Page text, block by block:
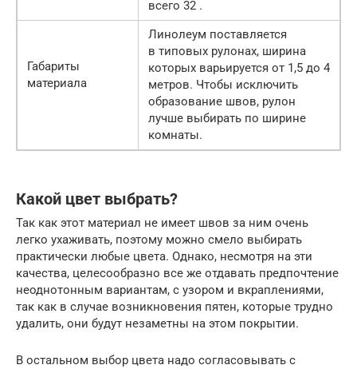
всего 32 .
Габариты
материала
Линолеум поставляется
в типовых рулонах, ширина
которых варьируется от 1,5 до 4
метров. Чтобы исключить
образование швов, рулон
лучше выбирать по ширине
комнаты.
Какой цвет выбрать?
Так как этот материал не имеет швов за ним очень
легко ухаживать, поэтому можно смело выбирать
практически любые цвета. Однако, несмотря на эти
качества, целесообразно все же отдавать предпочтение
неоднотонным вариантам, с узором и вкраплениями,
так как в случае возникновения пятен, которые трудно
удалить, они будут незаметны на этом покрытии.
В остальном выбор цвета надо согласовывать с